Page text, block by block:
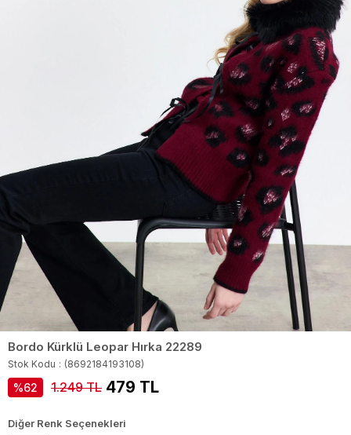
Bordo Kürklü Leopar Hırka 22289
Stok Kodu (8692184193108)
62 1.249 TL 479 TL
Diğer Renk Seçenekleri